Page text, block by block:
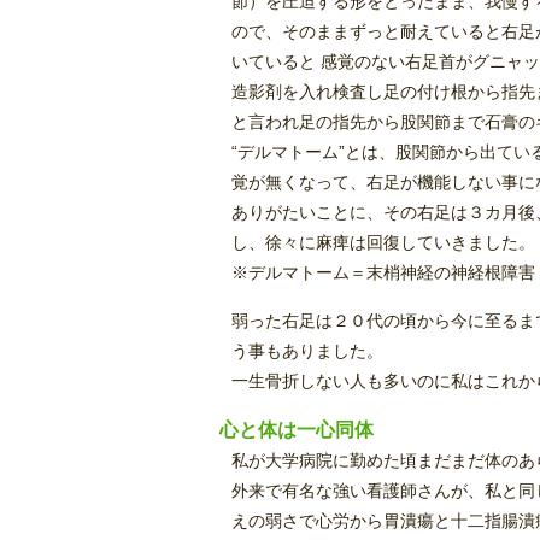
ので、そのままずっと耐えていると右
いていると 感覚のない右足首がグニャ
造影剤を入れ検査し足の付け根から指
と言われ足の指先から股関節まで石膏
“デルマトーム”とは、股関節から出て
覚が無くなって、右足が機能しない事に
ありがたいことに、その右足は３カ月
し、徐々に麻痺は回復していきました。
※デルマトーム＝末梢神経の神経根障害
弱った右足は２０代の頃から今に至る
う事もありました。
一生骨折しない人も多いのに私はこれ
心と体は一心同体
私が大学病院に勤めた頃まだまだ体の
外来で有名な強い看護師さんが、私と
えの弱さで心労から胃潰瘍と十二指腸